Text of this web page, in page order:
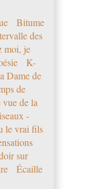
Bitume
des
moi, je
K-
Dame de
de
de la
-
le vrai fils
sur
Écaille